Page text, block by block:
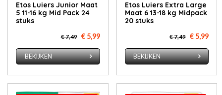
Etos Luiers Junior Maat
5 11-16 kg Mid Pack 24
stuks
€ 7,49 € 5,99
BEKIJKEN
Etos Luiers Extra Large
Maat 6 13-18 kg Midpack
20 stuks
€ 7,49 € 5,99
BEKIJKEN